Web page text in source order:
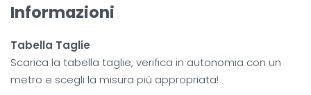
Informazioni
Tabella Taglie
Scarica la tabella taglie, verifica in autonomia con un
metro e scegli la misura più appropriata!